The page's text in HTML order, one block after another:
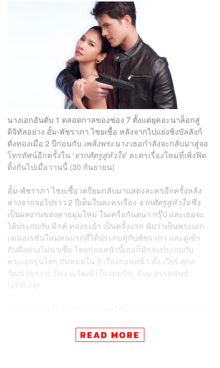
นางเอกอันดับ 1 ตลอดกาลของช่อง 7 ตั้งแต่ยุคอะนาล็อกสู่
ดิจิทัลอย่าง อั้ม-พัชราภา ไชยเชื้อ หลังจากไปแย่งชิงบัลลังก์
ตั่งทองเมื่อ 2 ปีก่อนกับ เพลิงพระนางเธอกำลังจะกลับมาสู่จอ
โทรทัศน์อีกครั้งใน ‘จากศัตรูสู่หัวใจ’ ละครเรื่องใหม่ที่เพิ่งฟิต
ติ้งกันไปเมื่อวานนี้ (30 กันยายน)
อั้ม-พัชราภา ไชยเชื้อ เตรียมกลับมาแสดงละครอีกครั้งหลัง
ห่างจากจอไปราว 2 ปีเต็มในละครเรื่อง จากศัตรูสู่หัวใจซึ่ง
เป็นผลงานของค่ายมุมใหม่ ในเครือกันตนา กรุ๊ป และเธอจะ
ได้ประกบกับ มิกค์ ทองระย้า เป็นครั้งแรก นับว่าเป็นพระเอก
เจเนอเรชันใหม่คนแรกที่ได้ประกบคู่กับพัชราภา และดูเข้า
กันดีอย่างไม่น่าเชื่อ โดยก่อนหนัานี้เธอก็มักจะประกบกับ
พระเอกรุ่นโตๆ กันหมดใน 3 เรื่องก่อนหน้า ทั้ง เวียร์ ศุกล
วัฒน์ (พราว), ป้อง ณวัฒน์ ( ในรอยรัก), อ๋อม อรรคพันธ์
มาเป็นมือปืนรับจ้าง และงานแรกที่เขาต้องทำคือการปลิดชีพ
โสภิตา (รับบทโดย พัชราภา ไชยเชื้อ) นักธุรกิจสาวที่มีศักดิ์
READ MORE